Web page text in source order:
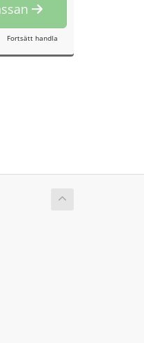
Fortsätt handla